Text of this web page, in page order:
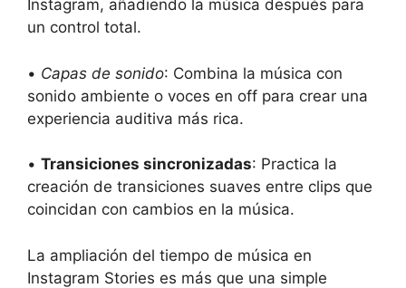
Instagram, añadiendo la música después para
un control total.
• Capas de sonido: Combina la música con
sonido ambiente o voces en off para crear una
experiencia auditiva más rica.
• Transiciones sincronizadas: Practica la
creación de transiciones suaves entre clips que
coincidan con cambios en la música.
La ampliación del tiempo de música en
Instagram Stories es más que una simple